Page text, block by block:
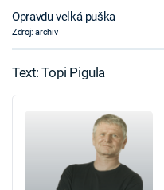
Opravdu velká puška
Zdroj: archiv
Text: Topi Pigula